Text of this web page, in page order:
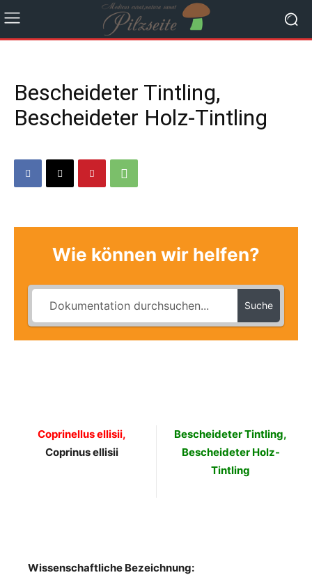
Bescheideter Tintling,
Bescheideter Holz-Tintling
Wie können wir helfen?
Suche
Coprinellus ellisii,
Coprinus ellisii
Bescheideter Tintling,
Bescheideter Holz-
Tintling
Wissenschaftliche Bezeichnung: